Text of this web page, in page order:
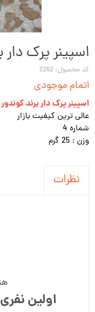
اسپینر پرک دار
کد محصول: 2262
اتمام موجودی
اسپینر پرک دار برند
عالی ترین کیفیت بازار
شماره 4
وزن : 25 گرم
نظرات
اولین